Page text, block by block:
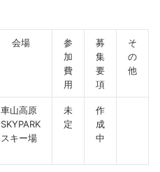
会場
参
加
費
用
募
集
要
項
そ
の
他
車山高原
SKYPARK
スキー場
未
定
作
成
中